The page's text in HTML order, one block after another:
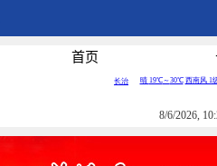
首页
8/6/2026,